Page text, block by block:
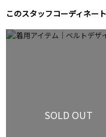
このスタッフコーディネー
SOLD OUT